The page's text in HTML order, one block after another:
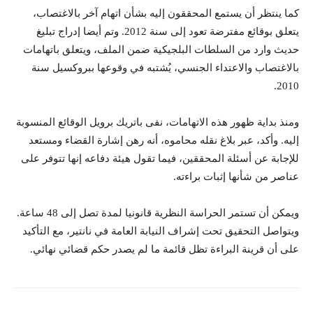
كما ينتظر أن يستمع المحققون إليه بشأن اتهام آخر بالاغتصاب،
يتعلق بوقائع مفترضة تعود إلى سنة 2012. وتم أيضا إدراج تبليغ
حديث وارد من السلطات البلجيكية ضمن الملف، ويتعلق باتهامات
بالاغتصاب والاعتداء الجنسي، يُشتبه في وقوعها ببروكسيل سنة
2010.
ومنذ بداية ظهور هذه الاتهامات، نفى باتريك برويل الوقائع المنسوبة
إليه. وأكد، عبر بلاغ نقله محاموه، أنه رهن إشارة القضاء ومستعد
للإجابة عن أسئلة المحققين، فيما تقول هيئة دفاعه إنها تتوفر على
عناصر من شأنها إثبات براءته.
ويمكن أن تستمر الحراسة النظرية قانونيا لمدة تصل إلى 48 ساعة.
ويتواصل التحقيق تحت إشراف النيابة العامة في نانتير، مع التأكيد
على أن قرينة البراءة تظل قائمة ما لم يصدر حكم قضائي نهائي.